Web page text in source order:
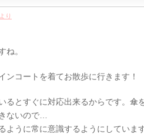
り
ね。
ンコートを着てお散歩に行きます！
とすぐに対応出来るからです。傘
ないので…
うに常に意識するようにしています